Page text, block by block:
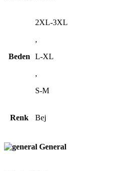
Beden
2XL-3XL
,
L-XL
,
S-M
Renk Bej
General